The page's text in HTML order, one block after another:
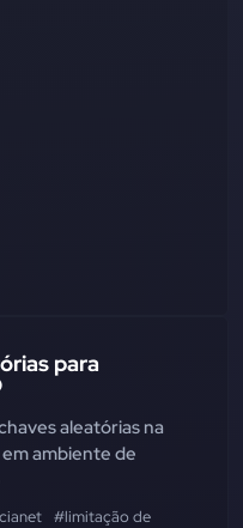
para
aleatórias na
ambiente de
#limitação de